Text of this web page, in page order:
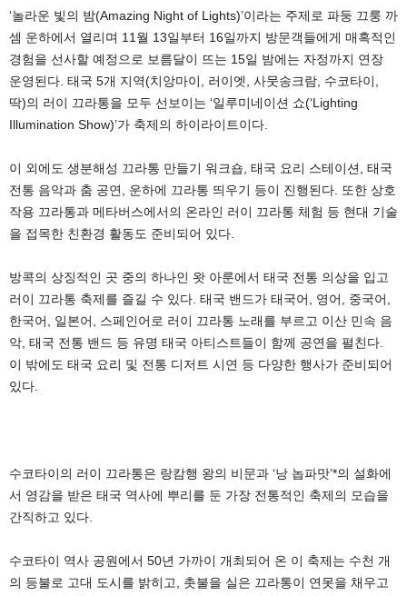
‘놀라운 빛의 밤(Amazing Night of Lights)’이라는 주제로 파둥 끄룽 까
셈 운하에서 열리며 11월 13일부터 16일까지 방문객들에게 매혹적인
경험을 선사할 예정으로 보름달이 뜨는 15일 밤에는 자정까지 연장
운영된다. 태국 5개 지역(치앙마이, 러이엣, 사뭇송크람, 수코타이,
딱)의 러이 끄라통을 모두 선보이는 ‘일루미네이션 쇼(‘Lighting
Illumination Show)’가 축제의 하이라이트이다.
이 외에도 생분해성 끄라통 만들기 워크숍, 태국 요리 스테이션, 태국
전통 음악과 춤 공연, 운하에 끄라통 띄우기 등이 진행된다. 또한 상호
작용 끄라통과 메타버스에서의 온라인 러이 끄라통 체험 등 현대 기술
을 접목한 친환경 활동도 준비되어 있다.
방콕의 상징적인 곳 중의 하나인 왓 아룬에서 태국 전통 의상을 입고
러이 끄라통 축제를 즐길 수 있다. 태국 밴드가 태국어, 영어, 중국어,
한국어, 일본어, 스페인어로 러이 끄라통 노래를 부르고 이산 민속 음
악, 태국 전통 밴드 등 유명 태국 아티스트들이 함께 공연을 펼친다.
이 밖에도 태국 요리 및 전통 디저트 시연 등 다양한 행사가 준비되어
있다.
수코타이의 러이 끄라통은 랑캄행 왕의 비문과 ‘낭 놉파맛’*의 설화에
서 영감을 받은 태국 역사에 뿌리를 둔 가장 전통적인 축제의 모습을
간직하고 있다.
수코타이 역사 공원에서 50년 가까이 개최되어 온 이 축제는 수천 개
의 등불로 고대 도시를 밝히고, 촛불을 실은 끄라통이 연못을 채우고